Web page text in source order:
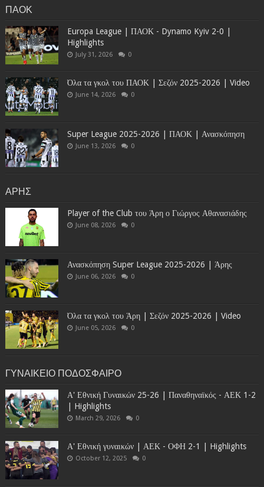
ΠΑΟΚ
Europa League | ΠΑΟΚ - Dynamo Kyiv 2-0 |
Highlights
July 31, 2026 0
Όλα τα γκολ του ΠΑΟΚ | Σεζόν 2025-2026 | Video
June 14, 2026 0
Super League 2025-2026 | ΠΑΟΚ | Ανασκόπηση
June 13, 2026 0
ΑΡΗΣ
Player of the Club του Άρη ο Γιώργος Αθανασιάδης
June 08, 2026 0
Ανασκόπηση Super League 2025-2026 | Άρης
June 06, 2026 0
Όλα τα γκολ του Άρη | Σεζόν 2025-2026 | Video
June 05, 2026 0
ΓΥΝΑΙΚΕΙΟ ΠΟΔΟΣΦΑΙΡΟ
Α' Εθνική Γυναικών 25-26 | Παναθηναϊκός - ΑΕΚ 1-2
| Highlights
March 29, 2026 0
Α' Εθνική γυναικών | ΑΕΚ - ΟΦΗ 2-1 | Highlights
October 12, 2025 0